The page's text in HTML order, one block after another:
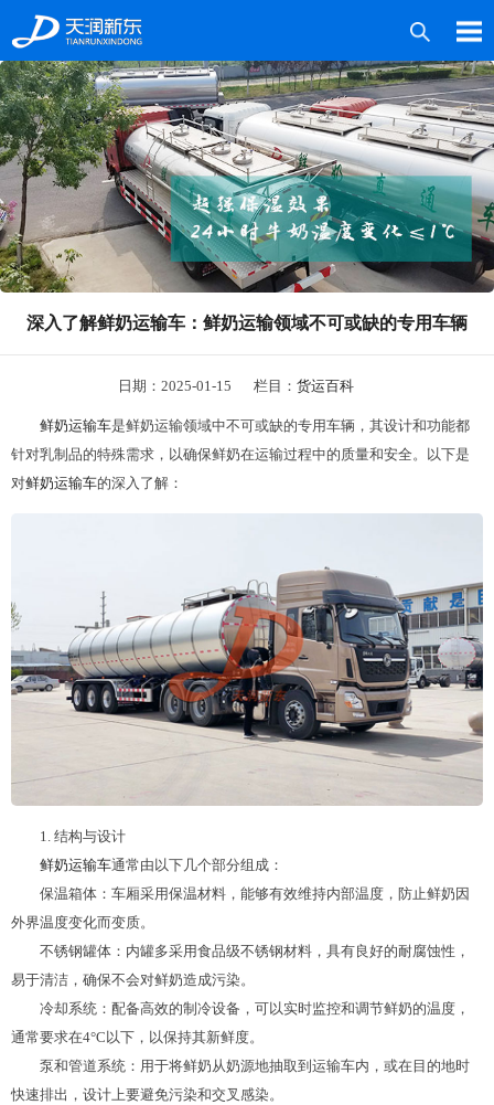
产品中心
案例中心
媒体中心
技术服务
关于新东
联系我们
深入了解鲜奶运输车：鲜奶运输领域不可或缺的专用车辆
日期：2025-01-15 栏目： 货运百科
鲜奶运输车是鲜奶运输领域中不可或缺的专用车辆，其设计和功能都
针对乳制品的特殊需求，以确保鲜奶在运输过程中的质量和安全。以下是
对鲜奶运输车的深入了解：
1. 结构与设计
鲜奶运输车通常由以下几个部分组成：
保温箱体：车厢采用保温材料，能够有效维持内部温度，防止鲜奶因
外界温度变化而变质。
不锈钢罐体：内罐多采用食品级不锈钢材料，具有良好的耐腐蚀性，
易于清洁，确保不会对鲜奶造成污染。
冷却系统：配备高效的制冷设备，可以实时监控和调节鲜奶的温度，
通常要求在4°C以下，以保持其新鲜度。
泵和管道系统：用于将鲜奶从奶源地抽取到运输车内，或在目的地时
快速排出，设计上要避免污染和交叉感染。